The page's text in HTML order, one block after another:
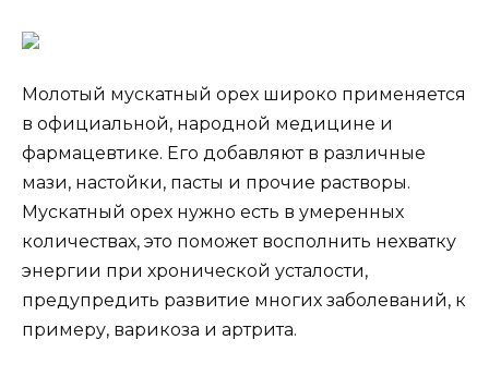
Молотый мускатный орех широко применяется
в официальной, народной медицине и
фармацевтике. Его добавляют в различные
мази, настойки, пасты и прочие растворы.
Мускатный орех нужно есть в умеренных
количествах, это поможет восполнить нехватку
энергии при хронической усталости,
предупредить развитие многих заболеваний, к
примеру, варикоза и артрита.